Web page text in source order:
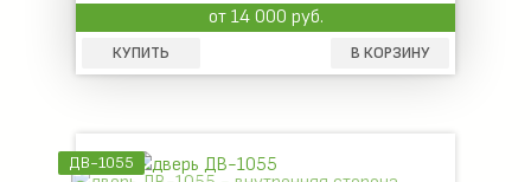
от 14 000 руб.
КУПИТЬ В КОРЗИНУ
ДВ-1055